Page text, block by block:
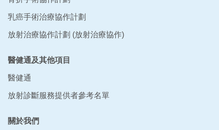
乳癌手術治療協作計劃
放射治療協作計劃 (放射治療協作)
醫健通及其他項目
醫健通
放射診斷服務提供者參考名單
關於我們